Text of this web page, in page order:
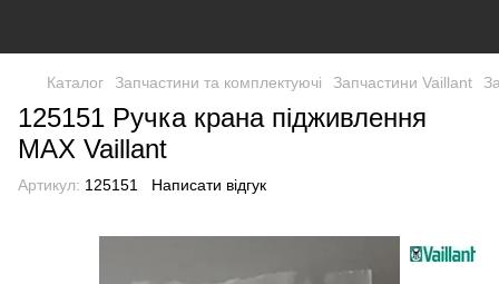
Каталог Запчастини та комплектуючі Запчастини Vaillant
125151 Ручка крана підживлення
MAX Vaillant
Артикул: 125151 Написати відгук